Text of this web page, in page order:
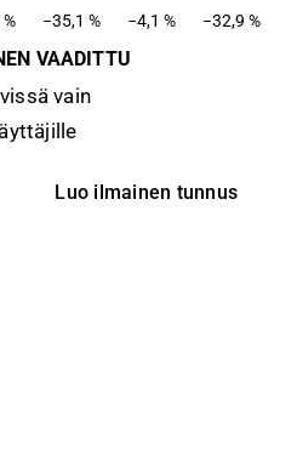
−35,1 % −4,1 % −32,9 %
VAADITTU
vain
Luo ilmainen tunnus